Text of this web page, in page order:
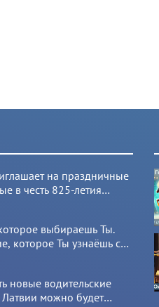
на праздничные
в честь 825-летия
выбираешь Ты.
которое Ты узнаёшь с
новые водительские
Латвии можно будет